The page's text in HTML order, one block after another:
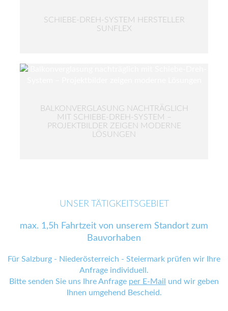
SCHIEBE-DREH-SYSTEM HERSTELLER
SUNFLEX
BALKONVERGLASUNG NACHTRÄGLICH
MIT SCHIEBE-DREH-SYSTEM –
PROJEKTBILDER ZEIGEN MODERNE
LÖSUNGEN
UNSER TÄTIGKEITSGEBIET
max. 1,5h Fahrtzeit von unserem Standort zum
Bauvorhaben
Für Salzburg - Niederösterreich - Steiermark prüfen wir Ihre
Anfrage individuell.
Bitte senden Sie uns Ihre Anfrage per E-Mail
und wir geben
Ihnen umgehend Bescheid.